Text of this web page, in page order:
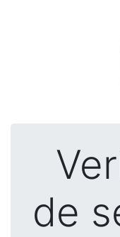
de